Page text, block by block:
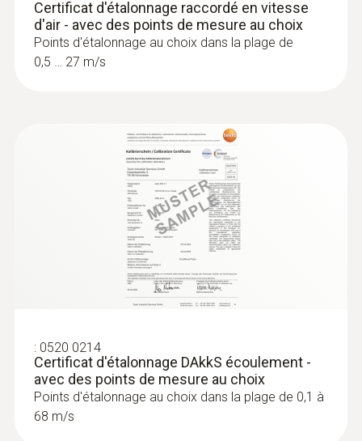
Certificat d'étalonnage raccordé en vitesse
d'air - avec des points de mesure au choix
Points d'étalonnage au choix dans la plage de
0,5 … 27 m/s
: 0520 0214
Certificat d'étalonnage DAkkS écoulement -
avec des points de mesure au choix
Points d'étalonnage au choix dans la plage de 0,1 à
68 m/s